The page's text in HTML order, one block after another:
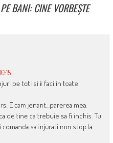
BANI: CINE VORBEŞTE
pe toti si ii faci in toate
E cam jenant…parerea mea.
de tine ca trebuie sa fi inchis. Tu
comanda sa injurati non stop la